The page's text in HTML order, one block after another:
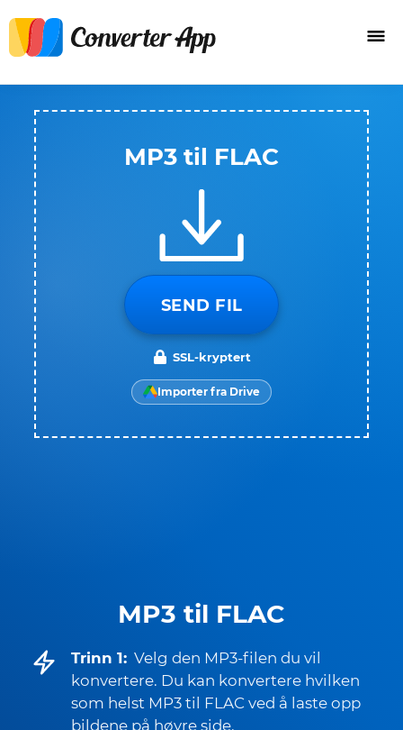
MP3 til FLAC
Trinn 1: Velg den MP3-filen du vil
konvertere. Du kan konvertere hvilken
som helst MP3 til FLAC ved å laste opp
bildene på høyre side.
MP3 til FLAC
SEND FIL
SSL-kryptert
Importer fra Drive